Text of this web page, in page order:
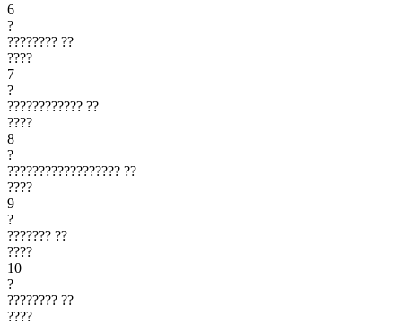
6
?
???????? ??
????
7
?
???????????? ??
????
8
?
?????????????????? ??
????
9
?
??????? ??
????
10
?
???????? ??
????